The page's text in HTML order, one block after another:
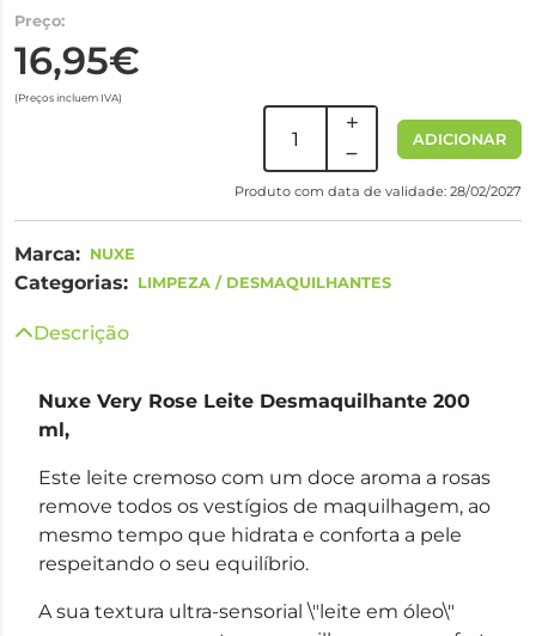
Preço:
16,95€
(Preços incluem IVA)
ADICIONAR
Produto com data de validade: 28/02/2027
Marca: NUXE
Categorias: LIMPEZA / DESMAQUILHANTES
Descrição
Nuxe Very Rose Leite Desmaquilhante 200
ml,
Este leite cremoso com um doce aroma a rosas
remove todos os vestígios de maquilhagem, ao
mesmo tempo que hidrata e conforta a pele
respeitando o seu equilíbrio.
A sua textura ultra-sensorial \"leite em óleo\"